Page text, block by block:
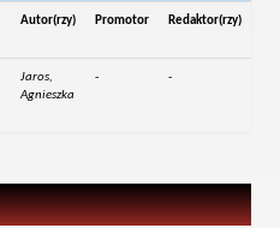
Autor(rzy) Promotor Redaktor(rzy)
Jaros,
Agnieszka
- -